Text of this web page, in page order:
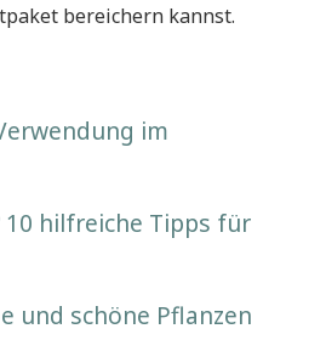
bereichern kannst.
im
hilfreiche Tipps für
und schöne Pflanzen